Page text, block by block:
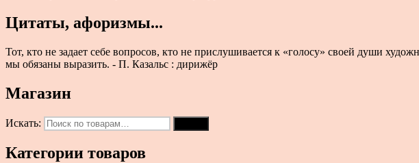
Цитаты, афоризмы...
Тот, кто не задает себе вопросов, кто не прислушивается к «голосу» своей души
мы обязаны выразить. - П. Казальс : дирижёр
Магазин
Искать:
Категории товаров